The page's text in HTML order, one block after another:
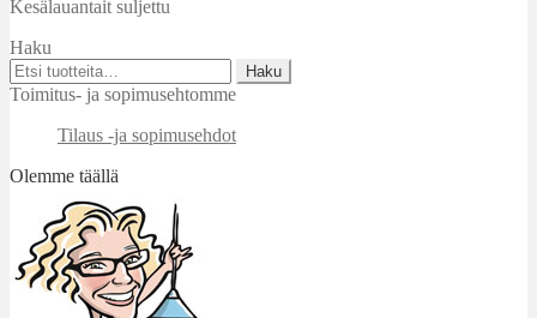
Kesälauantait suljettu
Haku
Etsi:
Haku
Toimitus- ja sopimusehtomme
Tilaus -ja sopimusehdot
Olemme täällä